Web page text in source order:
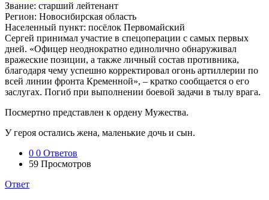
Звание: старший лейтенант
Регион: Новосибирская область
Населенный пункт: посёлок Первомайский
Сергей принимал участие в спецоперации с самых первых
дней. «Офицер неоднократно единолично обнаруживал
вражеские позиции, а также личный состав противника,
благодаря чему успешно корректировал огонь артиллерии по
всей линии фронта Кременной», – кратко сообщается о его
заслугах. Погиб при выполнении боевой задачи в тылу врага.
Посмертно представлен к ордену Мужества.
У героя остались жена, маленькие дочь и сын.
0 0 Ответов
59 Просмотров
Ответ